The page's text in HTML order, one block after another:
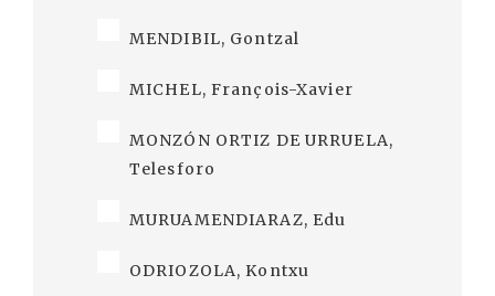
MENDIBIL, Gontzal
MICHEL, François-Xavier
MONZÓN ORTIZ DE URRUELA,
Telesforo
MURUAMENDIARAZ, Edu
ODRIOZOLA, Kontxu